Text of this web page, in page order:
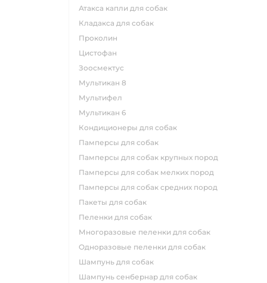
атакса капли для собак
кладакса для собак
проколин
цистофан
зоосмектус
мультикан 8
мультифел
мультикан 6
кондиционеры для собак
памперсы для собак
памперсы для собак крупных пород
памперсы для собак мелких пород
памперсы для собак средних пород
пакеты для собак
пеленки для собак
многоразовые пеленки для собак
одноразовые пеленки для собак
шампунь для собак
шампунь сенбернар для собак